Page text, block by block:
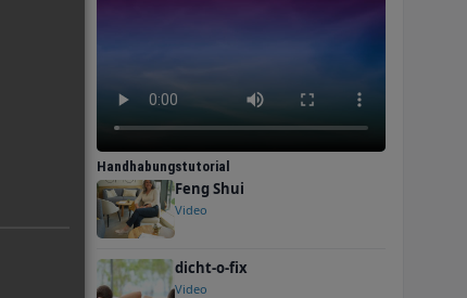
Handhabungstutorial
Feng Shui
Video
dicht-o-fix
Video